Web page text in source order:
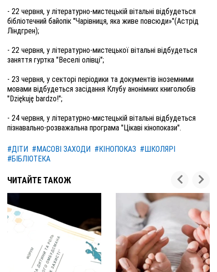
- 22 червня, у літературно-мистецькій вітальні відбудеться
бібліотечний байопік "Чарівниця, яка живе повсюди»"(Астрід
Ліндгрен);
- 22 червня, у літературно-мистецької вітальні відбудеться
заняття гуртка "Веселі олівці";
- 23 червня, у секторі періодики та документів іноземними
мовами відбудеться засідання Клубу анонімних книголюбів
"Dziękuję bardzo!";
- 24 червня, у літературно-мистецькій вітальні відбудеться
пізнавально-розважальна програма "Цікаві кінопокази".
#ДІТИ #МАСОВІ ЗАХОДИ #КІНОПОКАЗ #ШКОЛЯРІ
#БІБЛІОТЕКА
ЧИТАЙТЕ ТАКОЖ